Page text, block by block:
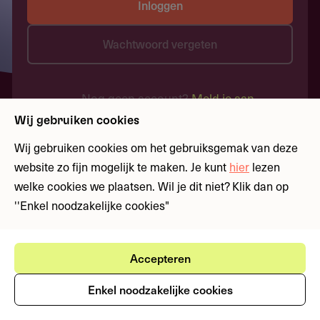
Inloggen
Wachtwoord vergeten
Nog geen account?Meld je aan
Wij gebruiken cookies
Wij gebruiken cookies om het gebruiksgemak van deze
website zo fijn mogelijk te maken. Je kunt hier lezen
welke cookies we plaatsen. Wil je dit niet? Klik dan op
''Enkel noodzakelijke cookies"
Accepteren
Enkel noodzakelijke cookies